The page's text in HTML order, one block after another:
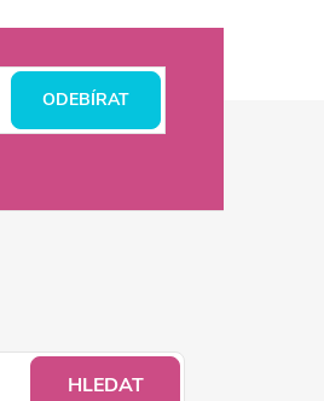
ODEBÍRAT
HLEDAT